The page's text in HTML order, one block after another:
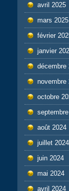
avril 2025
mars 2025
février
janvier
décembre
novembre
octobre
août 2024
juillet 2024
juin 2024
mai 2024
avril 2024